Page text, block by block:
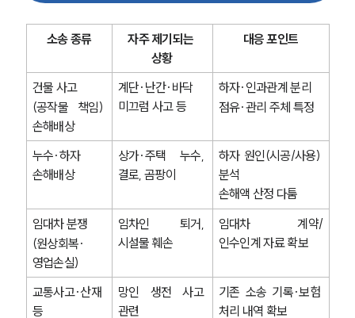
소송 종류
자주 제기되는
상황
대응 포인트
건물 사고
(공작물 책임)
손해배상
계단·난간·바닥
미끄럼 사고 등
하자·인과관계 분리
점유·관리 주체 특정
누수·하자
손해배상
상가·주택 누수,
결로, 곰팡이
하자 원인(시공/사용)
분석
손해액 산정 다툼
임대차 분쟁
(원상회복·
영업손실)
임차인 퇴거,
시설물 훼손
임대차 계약/
인수인계 자료 확보
교통사고·산재
등
망인 생전 사고
관련
기존 소송 기록·보험
처리 내역 확보